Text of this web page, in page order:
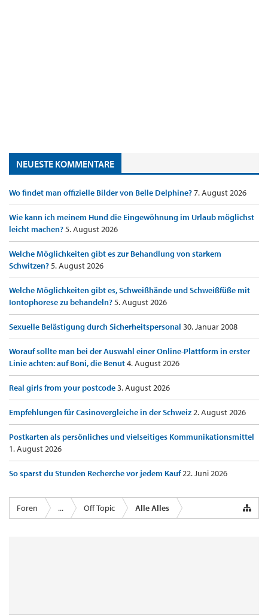
NEUESTE KOMMENTARE
Wo findet man offizielle Bilder von Belle Delphine?7. August 2026
Wie kann ich meinem Hund die Eingewöhnung im Urlaub möglichst
leicht machen?5. August 2026
Welche Möglichkeiten gibt es zur Behandlung von starkem
Schwitzen?5. August 2026
Welche Möglichkeiten gibt es, Schweißhände und Schweißfüße mit
Iontophorese zu behandeln?5. August 2026
Sexuelle Belästigung durch Sicherheitspersonal 30. Januar 2008
Worauf sollte man bei der Auswahl einer Online-Plattform in erster
Linie achten: auf Boni, die Benut4. August 2026
Real girls from your postcode3. August 2026
Empfehlungen für Casinovergleiche in der Schweiz2. August 2026
Postkarten als persönliches und vielseitiges Kommunikationsmittel
1. August 2026
So sparst du Stunden Recherche vor jedem Kauf22. Juni 2026
Foren ... Off Topic Alle Alles